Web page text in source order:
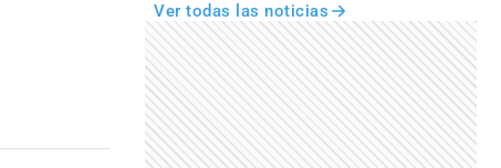
Ver todas las noticias